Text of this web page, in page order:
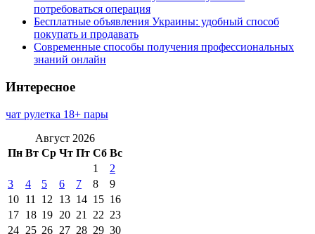
потребоваться операция
Бесплатные объявления Украины: удобный способ
покупать и продавать
Современные способы получения профессиональных
знаний онлайн
Интересное
чат рулетка 18+ пары
Август 2026
Пн Вт Ср Чт Пт Сб Вс
1
2
3
4 5 6 7 8
9
10 11 12 13 14 15 16
17 18 19 20 21 22 23
24 25 26 27 28 29 30